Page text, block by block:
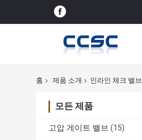
홈 제품 소개 인라인 체크 밸브
모든 제품
고압 게이트 밸브 (15)